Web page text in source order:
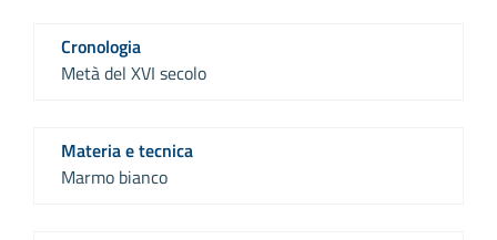
Cronologia
Metà del XVI secolo
Materia e tecnica
Marmo bianco